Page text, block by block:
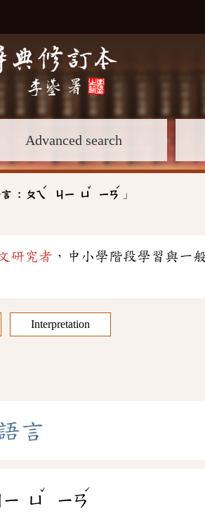
Advanced search
言 : ㄆㄟ
ˊ
ㄐㄧ ㄩ
ˇ
ㄧㄢ
ˊ
」
研究者 ，中小學階段學習與一
Interpretation
言
ㄧ ㄩ
ˇ
ㄧㄢ
ˊ